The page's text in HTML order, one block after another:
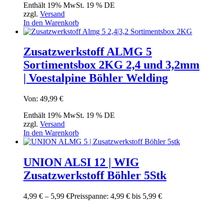
Enthält 19% MwSt. 19 % DE
zzgl. Versand
In den Warenkorb
Zusatzwerkstoff ALMG 5
Sortimentsbox 2KG 2,4 und 3,2mm
| Voestalpine Böhler Welding
Von: 49,99 €
Enthält 19% MwSt. 19 % DE
zzgl. Versand
In den Warenkorb
UNION ALSI 12 | WIG
Zusatzwerkstoff Böhler 5Stk
4,99 € – 5,99 €Preisspanne: 4,99 € bis 5,99 €